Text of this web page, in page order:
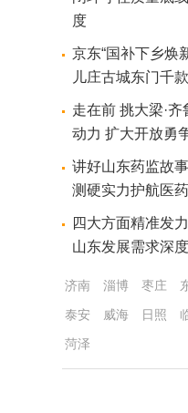
度
京东“国补下乡焕
儿庄古城东门千
走在前 挑大梁·
动力 扩大开放勇
讲好山东药监故
测硬实力护航医
四大方面精准发
山东发展需求深
济南 淄博 枣庄
泰安
威海 日照
菏泽